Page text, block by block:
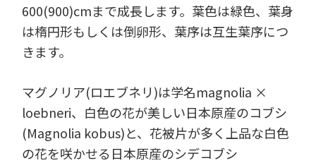
600(900)cmまで成長します。葉色は緑色、葉身
は楕円形もしくは倒卵形、葉序は互生葉序につ
きます。
マグノリア(ロエブネリ)は学名magnolia ×
loebneri、白色の花が美しい日本原産のコブシ
(Magnolia kobus)と、花被片が多く上品な白色
の花を咲かせる日本原産のシデコブシ